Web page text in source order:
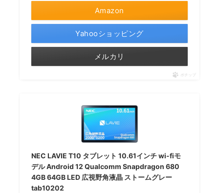
Amazon
Yahooショッピング
メルカリ
ポチップ
NEC LAVIE T10 タブレット 10.61インチ wi-fiモ
デル Android 12 Qualcomm Snapdragon 680
4GB 64GB LED 広視野角液晶 ストームグレー
tab10202